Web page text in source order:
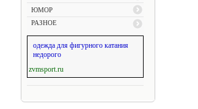
ЮМОР
РАЗНОЕ
одежда для фигурного катания
недорого
zvmsport.ru